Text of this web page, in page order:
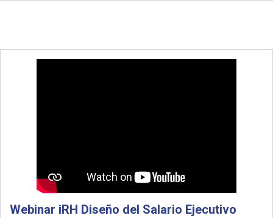
Webinar iRH Diseño del Salario Ejecutivo